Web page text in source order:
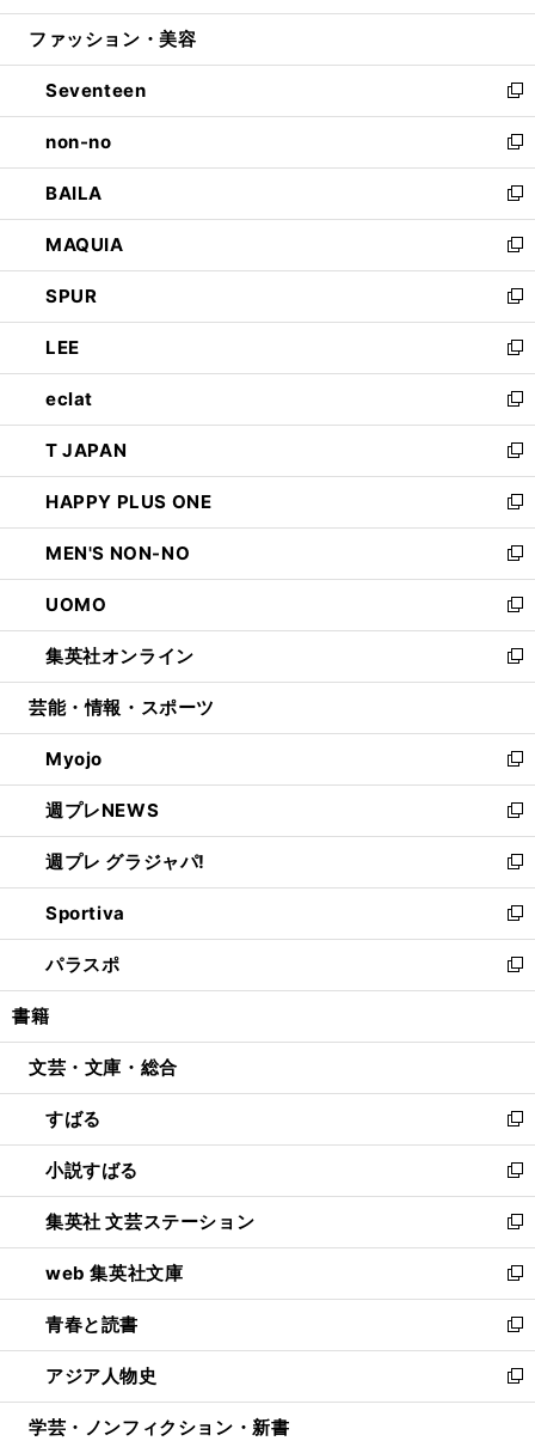
開
ウ
開
く
ン
ウ
で
開
く
ウ
ン
ド
ウ
で
開
く
ファッション・美容
Seventeen
新
し
い
ウ
ィ
ン
ド
ウ
で
開
く
non-no
新
し
い
ウ
ィ
ン
ド
ウ
で
開
く
BAILA
新
し
い
ウ
ィ
ン
ド
ウ
で
開
く
MAQUIA
新
し
い
ウ
ィ
ン
ド
ウ
で
開
く
SPUR
新
し
い
ウ
ィ
ン
ド
ウ
で
開
く
LEE
新
し
い
ウ
ィ
ン
ド
ウ
で
開
く
eclat
新
し
い
ウ
ィ
ン
ド
ウ
で
開
く
T JAPAN
新
し
い
ウ
ィ
ン
ド
ウ
で
開
HAPPY PLUS ONE
新
し
い
ウ
ィ
ン
ド
ウ
開
く
MEN'S NON-NO
新
し
い
ウ
ィ
ン
ウ
で
開
く
UOMO
新
し
い
ウ
ン
ド
ウ
で
開
く
集英社オンライン
新
し
ウ
ィ
ン
ド
ウ
で
開
く
芸能・情報・スポーツ
Myojo
新
し
い
ウ
ィ
ン
ド
ウ
で
開
週プレNEWS
新
し
い
ウ
ィ
ン
ド
ウ
開
週プレ グラジャパ!
新
し
い
ウ
ィ
ン
ウ
開
く
Sportiva
新
し
い
ウ
ン
ウ
で
開
く
パラスポ
新
し
ウ
ン
ド
ウ
で
開
く
書籍
文芸・文庫・総合
すばる
新
し
い
ウ
ィ
ン
ド
ウ
で
開
く
小説すばる
新
し
い
ウ
ィ
ン
ド
ウ
で
開
集英社 文芸ステーション
新
し
い
ウ
ィ
ン
ド
ウ
web 集英社文庫
新
し
い
ウ
ィ
ン
青春と読書
新
し
い
ウ
アジア人物史
新
し
学芸・ノンフィクション・新書